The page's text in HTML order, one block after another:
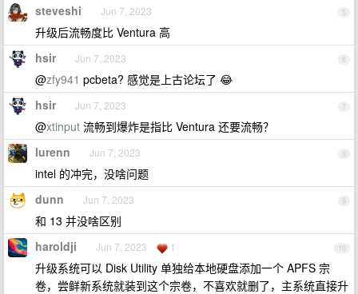
5
steveshi Jun 7, 2023
升级后流畅度比 Ventura 高
6
hsir Jun 7, 2023
@zfy941 pcbeta? 感觉是上古论坛了 😂
7
hsir Jun 7, 2023
@xtinput 流畅到爆炸是指比 Ventura 还要流畅？
8
lurenn Jun 7, 2023
intel 的冲完，没啥问题
9
dunn Jun 7, 2023
和 13 并没啥区别
10
haroldji Jun 7, 2023 1
升级系统可以 Disk Utility 单独给本地硬盘添加一个 APFS 宗
卷，尝鲜新系统就装到这个宗卷，不喜欢就删了，主系统直接升